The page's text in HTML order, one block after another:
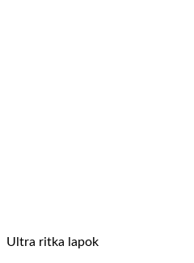
Ultra ritka lapok